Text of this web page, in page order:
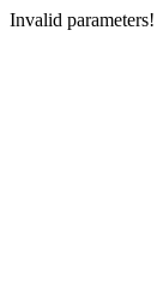
Invalid parameters!